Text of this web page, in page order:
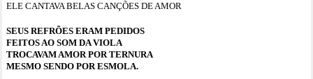
ELE CANTAVA BELAS CANÇÕES DE AMOR
SEUS REFRÕES ERAM PEDIDOS
FEITOS AO SOM DA VIOLA
TROCAVAM AMOR POR TERNURA
MESMO SENDO POR ESMOLA.